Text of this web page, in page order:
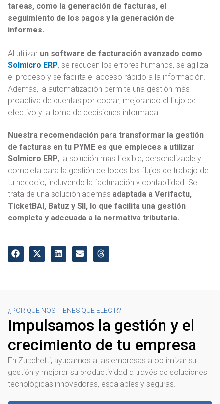
tareas, como la generación de facturas, el
seguimiento de los pagos y la generación de
informes.
Al utilizar un software de facturación avanzado como
Solmicro ERP, se reducen los errores humanos, se agiliza
el proceso y se facilita el acceso rápido a la información.
Además, la automatización permite una gestión más
proactiva de cuentas por cobrar, mejorando el flujo de
efectivo y la toma de decisiones informada.
Nuestra recomendación para transformar la gestión
de facturas en tu PYME es que empieces a utilizar
Solmicro ERP, la solución más flexible, personalizable y
completa para la gestión de todos los flujos de trabajo de
tu negocio, incluyendo la facturación y contabilidad. Se
trata de una solución además adaptada a Verifactu,
TicketBAI, Batuz y SII, lo que facilita una gestión
completa y adecuada a la normativa tributaria.
¿POR QUE NOS TIENES QUE ELEGIR?
Impulsamos la gestión y el
crecimiento de tu empresa
En Zucchetti, ayudamos a las empresas a optimizar su
gestión y mejorar su productividad a través de soluciones
tecnológicas innovadoras, escalables y seguras.